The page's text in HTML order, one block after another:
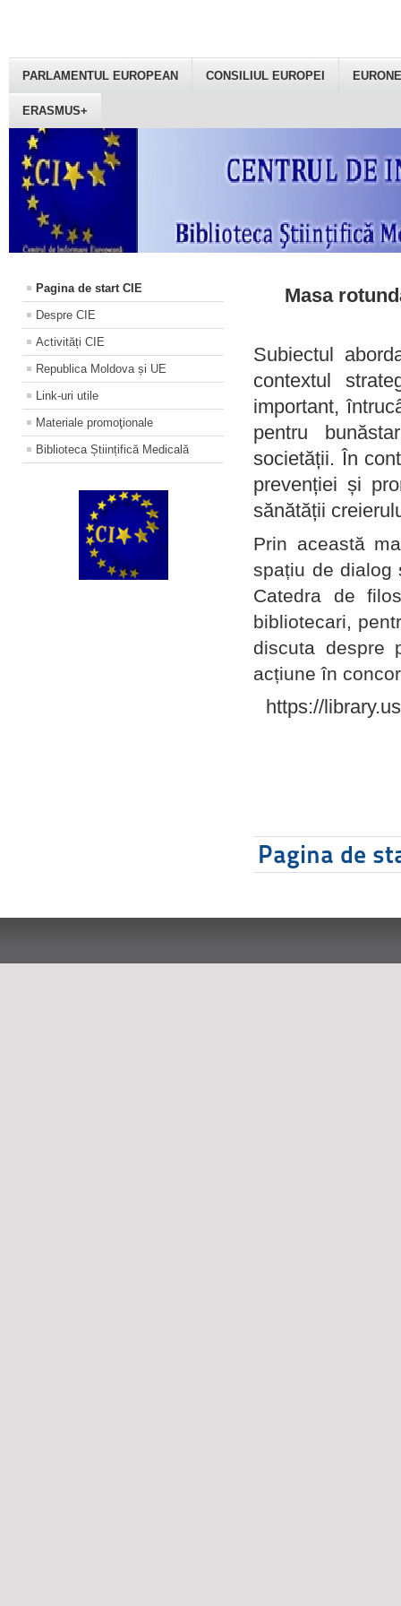
PARLAMENTUL EUROPEAN CONSILIUL EUROPEI
ERASMUS+
Pagina de start CIE
Despre CIE
Activități CIE
Republica Moldova și UE
Link-uri utile
Materiale promoţionale
Biblioteca Științifică Medicală
Masa
Subiectul
contextul
important,
pentru
societății. În
prevenției și
sănătății
Prin această
spațiu de dialog
Catedra de
bibliotecari,
discuta despre
acțiune în
https://
Pagina de